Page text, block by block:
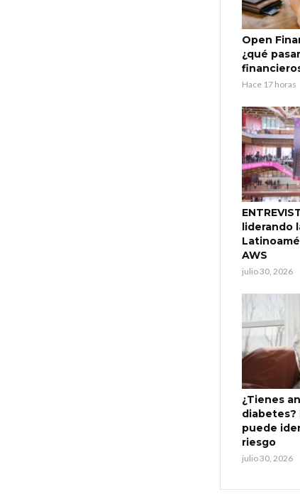
Open
¿qué
Hace 17 horas
liderando
AWS
julio 30, 2026
¿Tienes
diabetes?
puede
riesgo
julio 30, 2026